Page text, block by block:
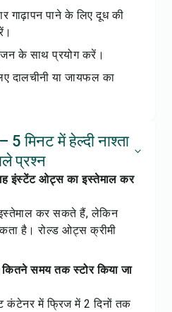
गाढ़ापन पाने के लिए दूध की
के साथ प्रयोग करें।
दालचीनी या जायफल का
मिनट में हेल्दी नाश्ता
प्रश्न
इंस्टेंट ओट्स का इस्तेमाल कर
कर सकते हैं, लेकिन
है। रोल्ड ओट्स क्रीमी
समय तक स्टोर किया जा
कंटेनर में फ्रिज में 2 दिनों तक